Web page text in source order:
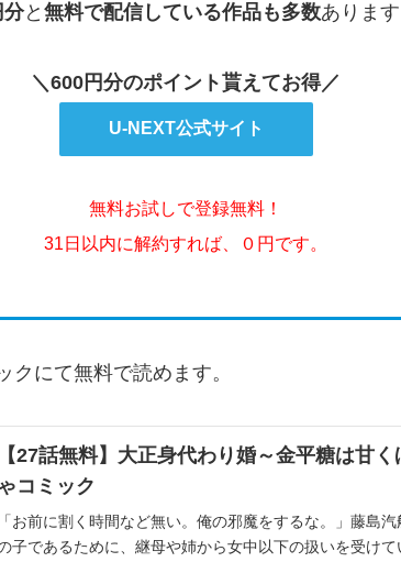
分と 無料で配信している作品も多数あります
＼600円分のポイント貰えてお得／
U-NEXT公式サイト
無料お試しで登録無料！
31日以内に解約すれば、０円です。
にて無料で読めます。
【27話無料】大正身代わり婚～金平糖は甘
ゃコミック
「お前に割く時間など無い。俺の邪魔をするな。」藤島
子であるために、継母や姉から女中以下の扱いを受け